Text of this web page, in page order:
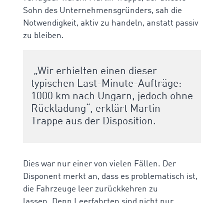
Sohn des Unternehmensgründers, sah die
Notwendigkeit, aktiv zu handeln, anstatt passiv
zu bleiben.
„Wir erhielten einen dieser
typischen Last-Minute-Aufträge:
1000 km nach Ungarn, jedoch ohne
Rückladung“, erklärt Martin
Trappe aus der Disposition.
Dies war nur einer von vielen Fällen. Der
Disponent merkt an, dass es problematisch ist,
die Fahrzeuge leer zurückkehren zu